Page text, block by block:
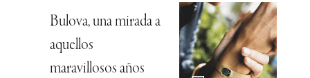
Bulova, una mirada a
aquellos
maravillosos años